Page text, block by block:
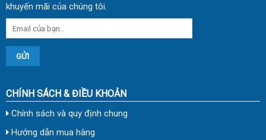
khuyến mãi của chúng tôi.
CHÍNH SÁCH & ĐIỀU KHOẢN
Chính sách và quy định chung
Hướng dẫn mua hàng